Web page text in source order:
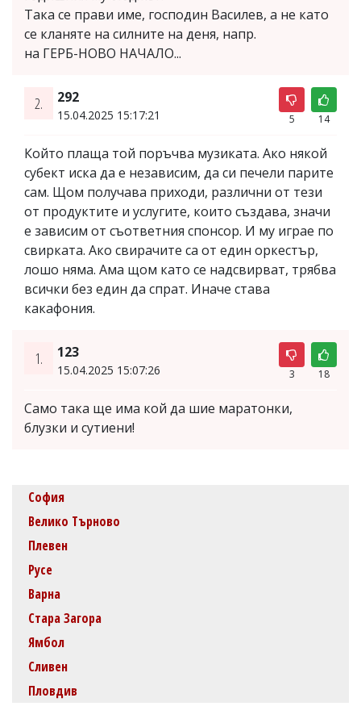
Така се прави име, господин Василев, а не като
се кланяте на силните на деня, напр.
на ГЕРБ-НОВО НАЧАЛО...
2. 292
15.04.2025 15:17:21 5 14
Който плаща той поръчва музиката. Ако някой
субект иска да е независим, да си печели парите
сам. Щом получава приходи, различни от тези
от продуктите и услугите, които създава, значи
е зависим от съответния спонсор. И му играе по
свирката. Ако свирачите са от един оркестър,
лошо няма. Ама щом като се надсвирват, трябва
всички без един да спрат. Иначе става
какафония.
1. 123
15.04.2025 15:07:26 3 18
Само така ще има кой да шие маратонки,
блузки и сутиени!
София
Велико Търново
Плевен
Русе
Варна
Стара Загора
Ямбол
Сливен
Пловдив